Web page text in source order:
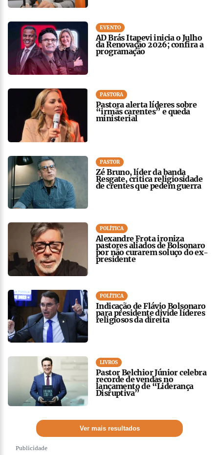
EVENTO
AD Brás Itapevi inicia o Julho
da Renovação 2026; confira a
programação
PASTORA
Pastora alerta líderes sobre
“irmãs carentes” e queda
ministerial
PASTOR
Zé Bruno, líder da banda
Resgate, critica religiosidade
de crentes que pedem guerra
POLÍTICA
Alexandre Frota ironiza
pastores aliados de Bolsonaro
por não curarem soluço do ex-
presidente
POLÍTICA
Indicação de Flávio Bolsonaro
para presidente divide líderes
religiosos da direita
LIVROS
Pastor Belchior Júnior celebra
recorde de vendas no
lançamento de “Liderança
Disruptiva”
Ver mais resultados
Publicidade